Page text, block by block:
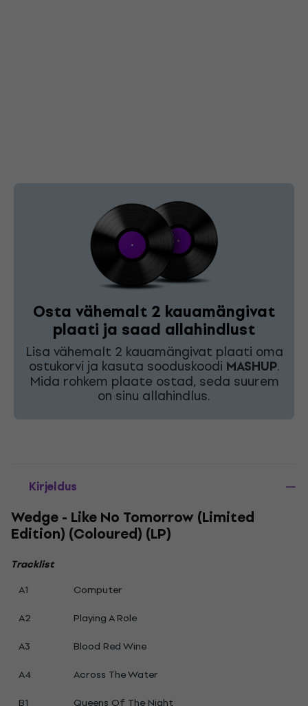
Osta vähemalt 2 kauamängivat
plaati ja saad allahindlust
Lisa vähemalt 2 kauamängivat plaati oma
ostukorvi ja kasuta sooduskoodi MASHUP.
Mida rohkem plaate ostad, seda suurem
on sinu allahindlus.
Kirjeldus
Wedge - Like No Tomorrow (Limited
Edition) (Coloured) (LP)
Tracklist
A1
Computer
A2
Playing A Role
A3
Blood Red Wine
A4
Across The Water